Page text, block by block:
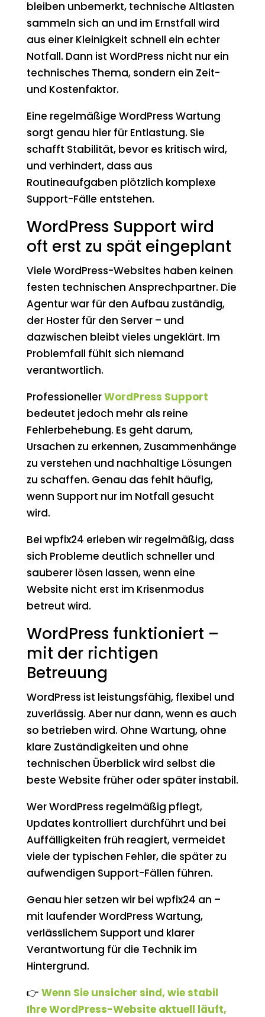
bleiben unbemerkt, technische Altlasten
sammeln sich an und im Ernstfall wird
aus einer Kleinigkeit schnell ein echter
Notfall. Dann ist WordPress nicht nur ein
technisches Thema, sondern ein Zeit-
und Kostenfaktor.
Eine regelmäßige WordPress Wartung
sorgt genau hier für Entlastung. Sie
schafft Stabilität, bevor es kritisch wird,
und verhindert, dass aus
Routineaufgaben plötzlich komplexe
Support-Fälle entstehen.
WordPress Support wird
oft erst zu spät eingeplant
Viele WordPress-Websites haben keinen
festen technischen Ansprechpartner. Die
Agentur war für den Aufbau zuständig,
der Hoster für den Server – und
dazwischen bleibt vieles ungeklärt. Im
Problemfall fühlt sich niemand
verantwortlich.
ProfessionellerWordPress Support
bedeutet jedoch mehr als reine
Fehlerbehebung. Es geht darum,
Ursachen zu erkennen, Zusammenhänge
zu verstehen und nachhaltige Lösungen
zu schaffen. Genau das fehlt häufig,
wenn Support nur im Notfall gesucht
wird.
Bei wpfix24 erleben wir regelmäßig, dass
sich Probleme deutlich schneller und
sauberer lösen lassen, wenn eine
Website nicht erst im Krisenmodus
betreut wird.
WordPress funktioniert –
mit der richtigen
Betreuung
WordPress ist leistungsfähig, flexibel und
zuverlässig. Aber nur dann, wenn es auch
so betrieben wird. Ohne Wartung, ohne
klare Zuständigkeiten und ohne
technischen Überblick wird selbst die
beste Website früher oder später instabil.
Wer WordPress regelmäßig pflegt,
Updates kontrolliert durchführt und bei
Auffälligkeiten früh reagiert, vermeidet
viele der typischen Fehler, die später zu
aufwendigen Support-Fällen führen.
Genau hier setzen wir bei wpfix24 an –
mit laufender WordPress Wartung,
verlässlichem Support und klarer
Verantwortung für die Technik im
Hintergrund.
👉 Wenn Sie unsicher sind, wie stabil
Ihre WordPress-Website aktuell läuft,